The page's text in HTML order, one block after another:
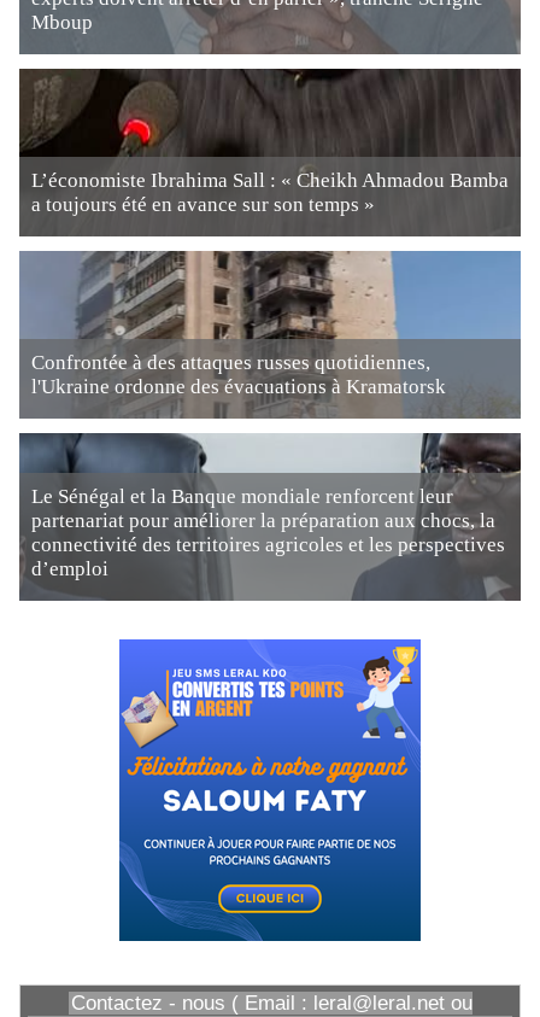
Mboup
L’économiste Ibrahima Sall : « Cheikh Ahmadou Bamba
a toujours été en avance sur son temps »
Confrontée à des attaques russes quotidiennes,
l'Ukraine ordonne des évacuations à Kramatorsk
Le Sénégal et la Banque mondiale renforcent leur
partenariat pour améliorer la préparation aux chocs, la
connectivité des territoires agricoles et les perspectives
d’emploi
Contactez - nous ( Email : leral@leral.net ou